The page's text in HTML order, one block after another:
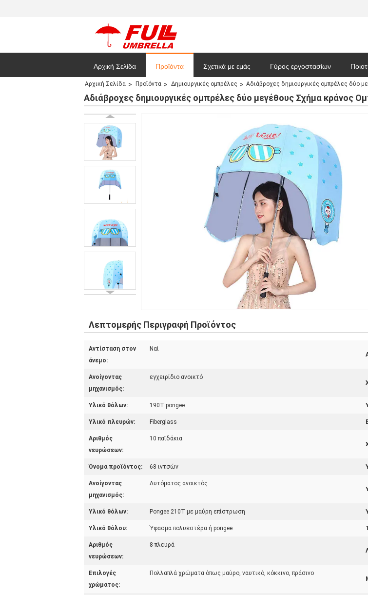
Αρχική Σελίδα Προϊόντα Σχετικά με εμάς Γύρος εργοστασίων
Sitemap Πολιτική Απορρήτου Όλες οι
Αρχική Σελίδα Προϊόντα Δημιουργικές ομπρέλες Αδιάβροχες δημιουργικές ομπρέλες δύο
Αδιάβροχες δημιουργικές ομπρέλες δύο μεγέθους Σχήμα κράνος
Λεπτομερής Περιγραφή Προϊόντος
Αντίσταση στον
άνεμο:
Ναί
Ανοίγοντας
μηχανισμός:
εγχειρίδιο ανοικτό
Υλικό θόλων: 190T pongee
Υλικό πλευρών: Fiberglass
Αριθμός
νευρώσεων:
10 παϊδάκια
Όνομα προϊόντος: 68 ιντσών
Ανοίγοντας
μηχανισμός:
Αυτόματος ανοικτός
Υλικό θόλων: Pongee 210T με μαύρη επίστρωση
Υλικό θόλου: Ύφασμα πολυεστέρα ή pongee
Αριθμός
νευρώσεων:
8 πλευρά
Επιλογές
χρώματος:
Πολλαπλά χρώματα όπως μαύρο, ναυτικό, κόκκινο, πράσινο